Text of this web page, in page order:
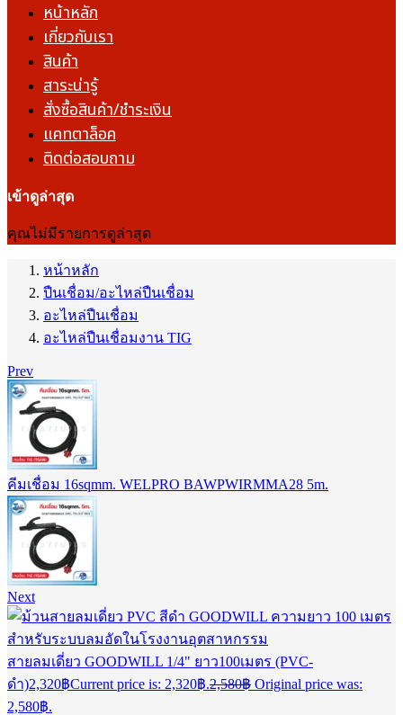
หน้าหลัก
เกี่ยวกับเรา
สินค้า
สาระน่ารู้
สั่งซื้อสินค้า/ชำระเงิน
แคทตาล็อค
ติดต่อสอบถาม
เข้าดูล่าสุด
คุณไม่มีรายการดูล่าสุด
หน้าหลัก
ปืนเชื่อม/อะไหล่ปืนเชื่อม
อะไหล่ปืนเชื่อม
อะไหล่ปืนเชื่อมงาน TIG
Prev
คีมเชื่อม 16sqmm. WELPRO BAWPWIRMMA28 5m.
Next
สายลมเดี่ยว GOODWILL 1/4" ยาว100เมตร (PVC-
ดำ)2,320฿Current price is: 2,320฿.2,580฿ Original price was:
2,580฿.